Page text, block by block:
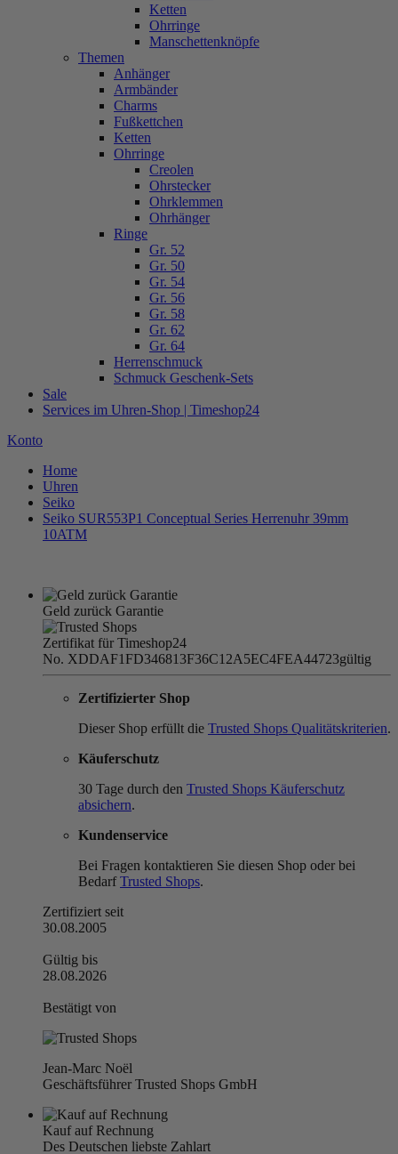
Ketten
Ohrringe
Manschettenknöpfe
Themen
Anhänger
Armbänder
Charms
Fußkettchen
Ketten
Ohrringe
Creolen
Ohrstecker
Ohrklemmen
Ohrhänger
Ringe
Gr. 52
Gr. 50
Gr. 54
Gr. 56
Gr. 58
Gr. 62
Gr. 64
Herrenschmuck
Schmuck Geschenk-Sets
Sale
Services im Uhren-Shop | Timeshop24
Konto
Home
Uhren
Seiko
Seiko SUR553P1 Conceptual Series Herrenuhr 39mm
10ATM
Geld zurück Garantie
Zertifikat für Timeshop24
No. XDDAF1FD346813F36C12A5EC4FEA44723gültig
Zertifizierter Shop
Dieser Shop erfüllt die Trusted Shops Qualitätskriterien.
Käuferschutz
30 Tage durch den Trusted Shops Käuferschutz
absichern.
Kundenservice
Bei Fragen kontaktieren Sie diesen Shop oder bei
BedarfTrusted Shops.
Zertifiziert seit
30.08.2005
Gültig bis
28.08.2026
Bestätigt von
Jean-Marc Noël
Geschäftsführer Trusted Shops GmbH
Kauf auf Rechnung
Des Deutschen liebste Zahlart